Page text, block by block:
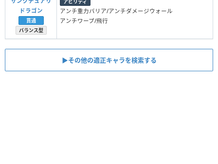
ドラゴン
貫通
バランス型
アビリティ
アンチ重力バリア/アンチダメージウォール
アンチワープ/飛行
▶︎その他の適正キャラを検索する